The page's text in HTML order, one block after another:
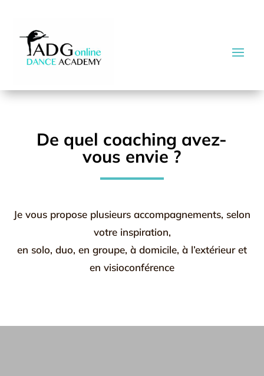
De quel coaching avez-
vous envie ?
Je vous propose plusieurs accompagnements, selon
votre inspiration,
en solo, duo, en groupe, à domicile, à l’extérieur et
en visioconférence